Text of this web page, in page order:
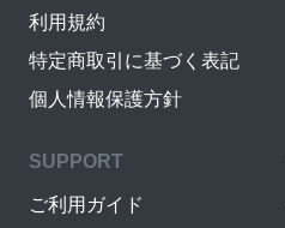
利用規約
特定商取引に基づく表記
個人情報保護方針
SUPPORT
ご利用ガイド